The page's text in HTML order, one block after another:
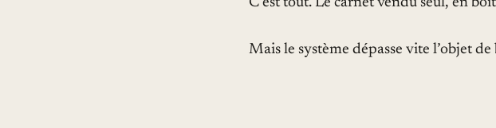
Mais le système dépasse vite l’objet de